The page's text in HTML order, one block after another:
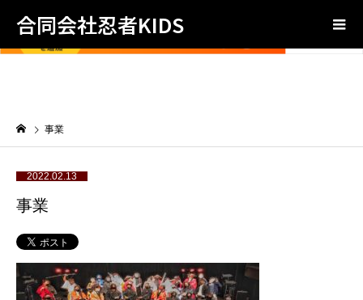
合同会社忍者KIDS
事業
2022.02.13
事業